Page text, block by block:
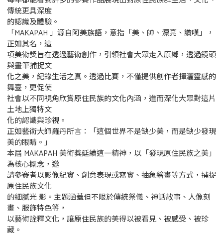
傳統更具深度
的認識及體驗。
「MAKAPAH 」源自阿美族語，意指「美、帥、漂亮、讚嘆」，
正如其名，這
項美術獎旨在透過藝術創作，引領社會大眾走入原鄉，透過鏡頭
與畫筆捕捉文
化之美，紀錄生活之真。透過比賽，不僅提供創作者揮灑靈感的
舞臺，更促使
社會以不同視角欣賞原住民族的文化內涵，進而深化大眾對這片
土地上獨特文
化的認識與珍視。
正如藝術大師羅丹所言：「這個世界不是缺少美，而是缺少發現
美的眼睛。」
本屆 MAKAPAH 美術獎延續這一精神，以「發現原住民族之美」
為核心概念，邀
請參賽者以影像紀實、創意表現或寫實、抽象繪畫等方式，捕捉
原住民族文化
的細膩光 影。主題涵蓋但不限於傳統祭儀、神話故事、人像刻
畫、服飾特色等，
以藝術詮釋文化，讓原住民族的美得以被看見、被感受、被珍
藏。